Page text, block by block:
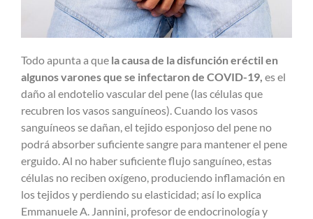
Todo apunta a que la causa de la disfunción eréctil en
algunos varones que se infectaron de COVID-19, es el
daño al endotelio vascular del pene (las células que
recubren los vasos sanguíneos). Cuando los vasos
sanguíneos se dañan, el tejido esponjoso del pene no
podrá absorber suficiente sangre para mantener el pene
erguido. Al no haber suficiente flujo sanguíneo, estas
células no reciben oxígeno, produciendo inflamación en
los tejidos y perdiendo su elasticidad; así lo explica
Emmanuele A. Jannini, profesor de endocrinología y